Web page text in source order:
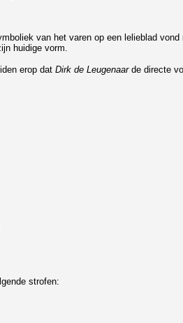
van het varen op een lelieblad
huidige vorm.
erop dat Dirk de Leugenaarde directe
strofen: